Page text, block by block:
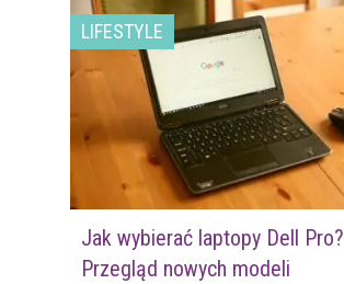
LIFESTYLE
Jak wybierać laptopy Dell Pro?
Przegląd nowych modeli